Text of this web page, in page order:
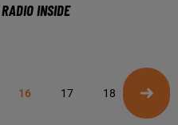
INSIDE
16 17 18 19